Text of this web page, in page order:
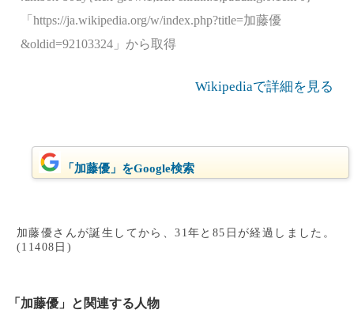
「https://ja.wikipedia.org/w/index.php?title=加藤優
&oldid=92103324」から取得
Wikipediaで詳細を見る
「加藤優」をGoogle検索
加藤優さんが誕生してから、31年と85日が経過しました。
(11408日)
「加藤優」と関連する人物